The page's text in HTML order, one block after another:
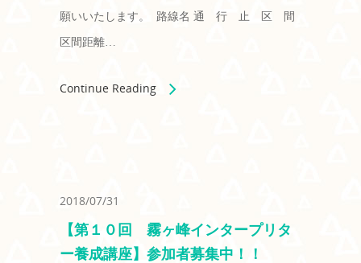
願いいたします。 路線名 通 行 止 区 間
区間距離…
Continue Reading
2018/07/31
【第１０回 霧ヶ峰インタープリタ
ー養成講座】参加者募集中！！